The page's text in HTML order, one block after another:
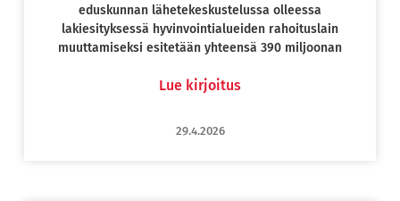
eduskunnan lähetekeskustelussa olleessa
lakiesityksessä hyvinvointialueiden rahoituslain
muuttamiseksi esitetään yhteensä 390 miljoonan
Lue kirjoitus
29.4.2026